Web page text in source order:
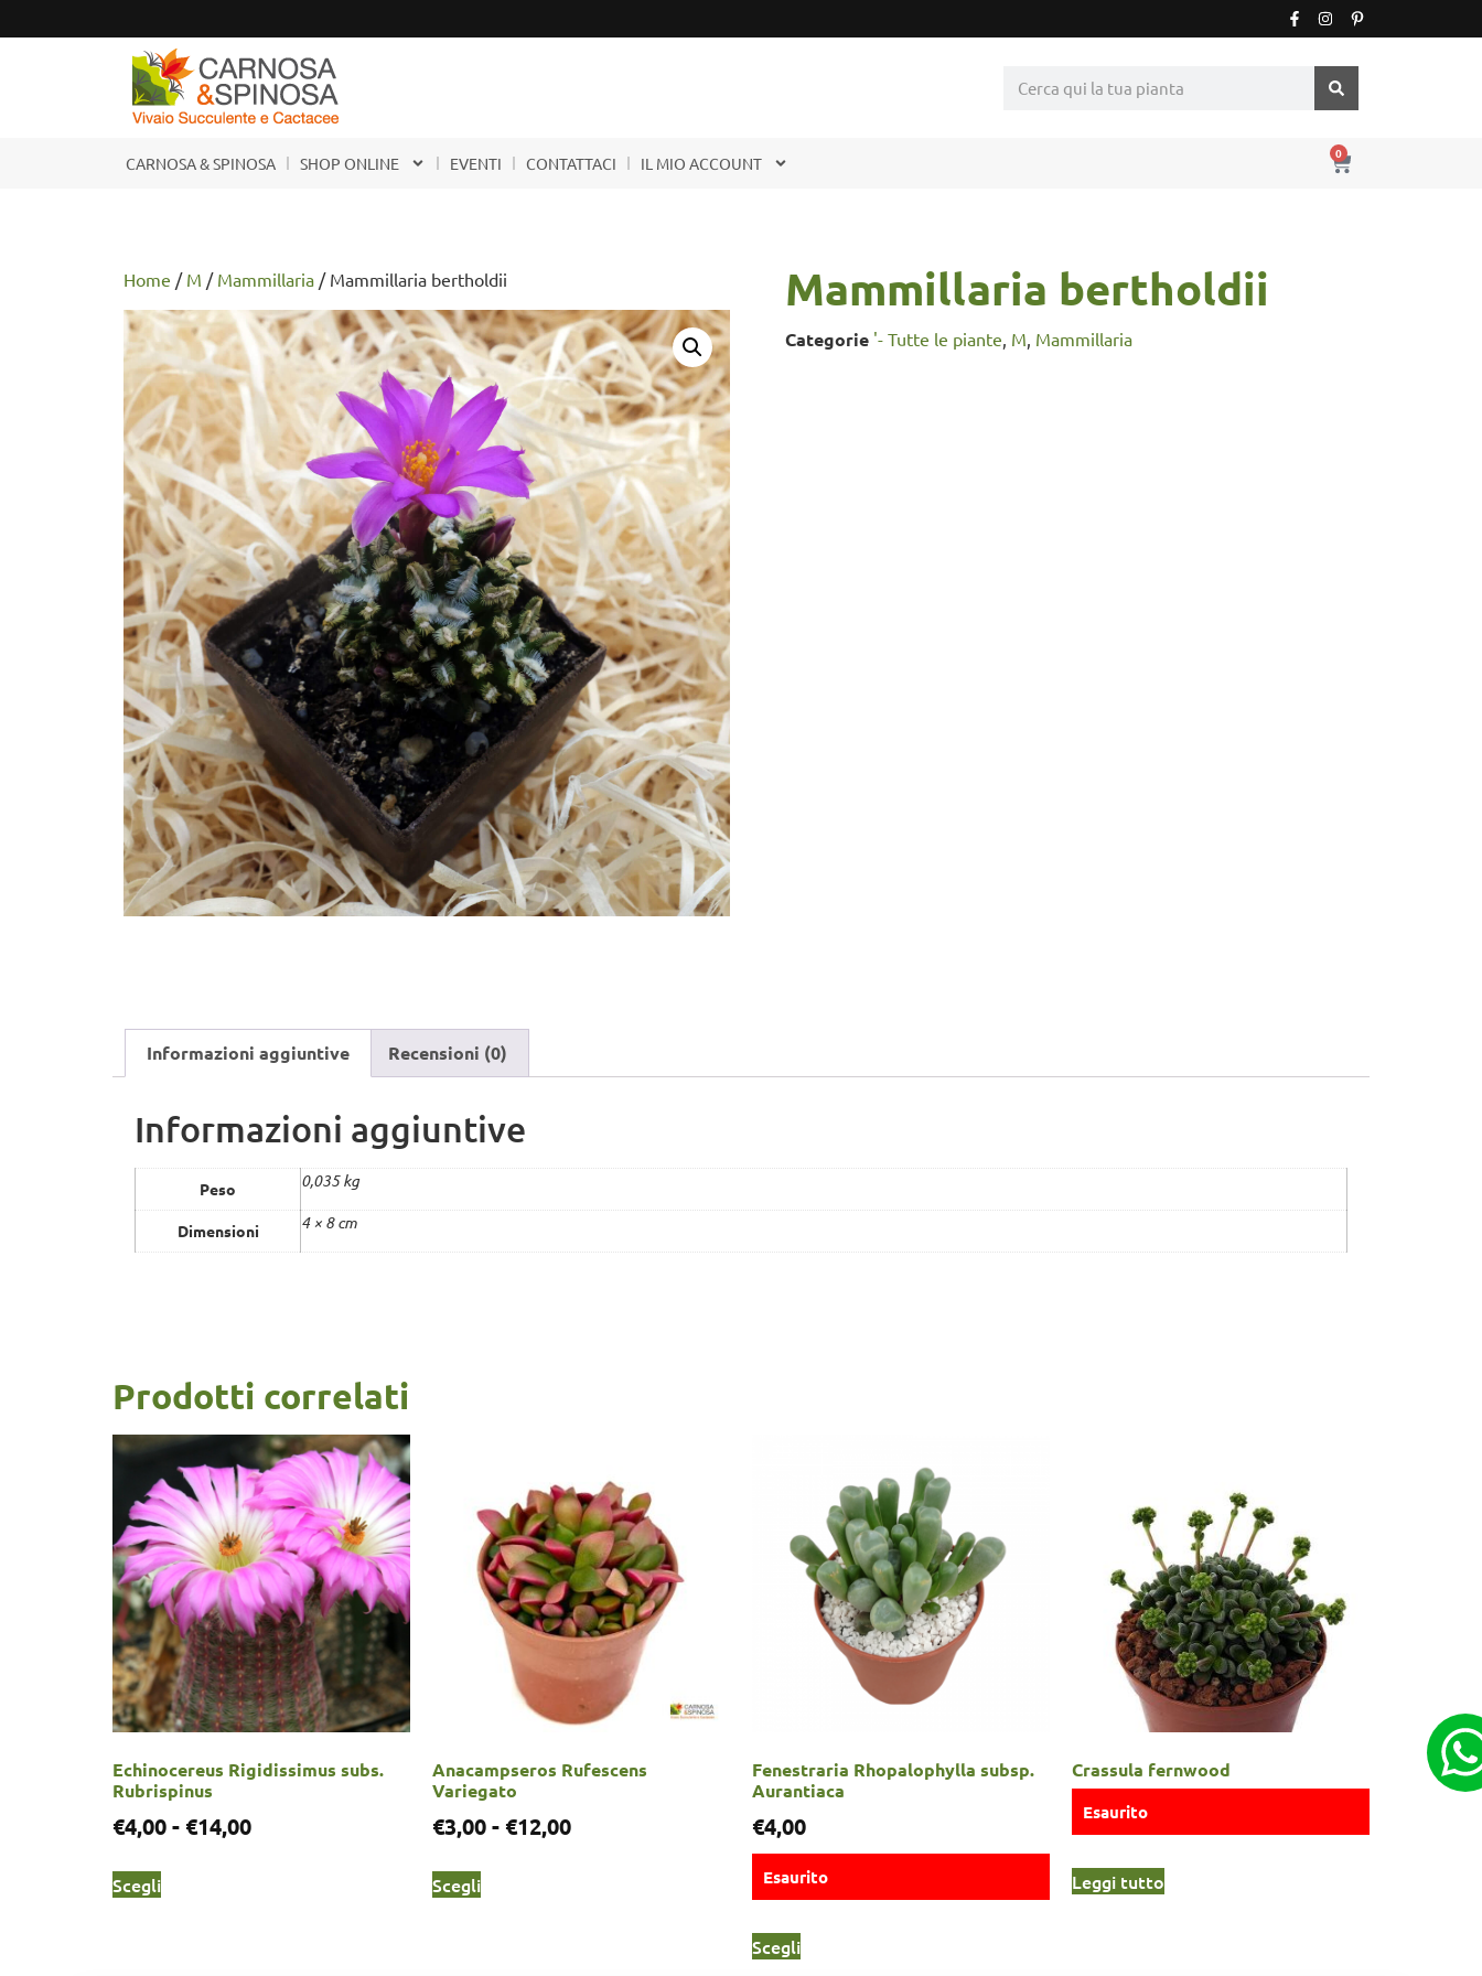
CARNOSA & SPINOSA SHOP ONLINE EVENTI CONTATTACI IL MIO ACCOUNT
0
Home / M / Mammillaria / Mammillaria bertholdii Mammillaria bertholdii
Categorie '- Tutte le piante, M, Mammillaria
Informazioni aggiuntive Recensioni (0)
Informazioni aggiuntive
Peso 0,035 kg
Dimensioni 4 × 8 cm
Prodotti correlati
Echinocereus Rigidissimus subs.
Rubrispinus
€4,00- €14,00
Scegli
Anacampseros Rufescens
Variegato
€3,00- €12,00
Scegli
Fenestraria Rhopalophylla subsp.
Aurantiaca
€4,00
Esaurito
Scegli
Crassula fernwood
Esaurito
Leggi tutto